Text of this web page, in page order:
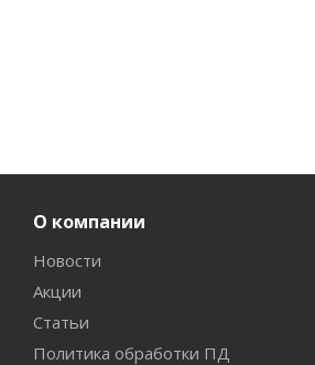
О компании
Новости
Акции
Статьи
Политика обработки ПД